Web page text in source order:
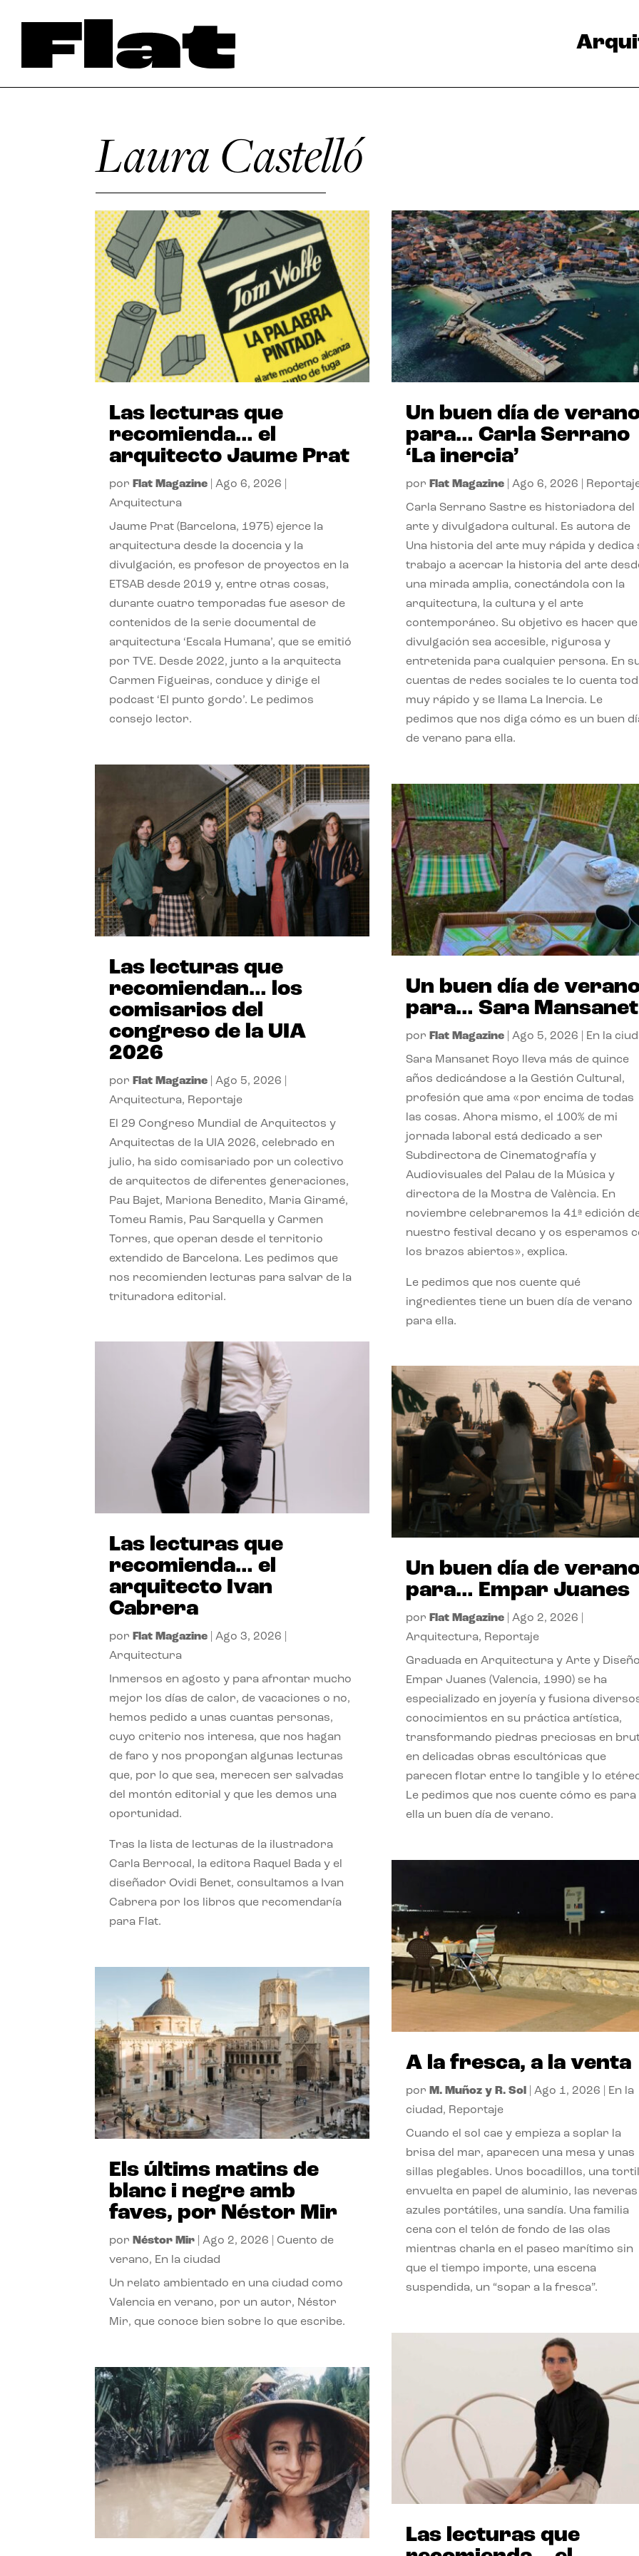
Laura Castelló
Las lecturas que
recomienda… el
arquitecto Jaume Prat
por Flat Magazine |Ago 6, 2026
Arquitectura
Jaume Prat (Barcelona, 1975) ejerce la
arquitectura desde la docencia y la
divulgación, es profesor de proyectos en la
ETSAB desde 2019 y, entre otras cosas,
durante cuatro temporadas fue asesor de
contenidos de la serie documental de
arquitectura ‘Escala Humana’, que se emitió
por TVE. Desde 2022, junto a la arquitecta
Carmen Figueiras, conduce y dirige el
podcast ‘El punto gordo’. Le pedimos
consejo lector.
Las lecturas que
recomiendan… los
comisarios del
congreso de la UIA
2026
por Flat Magazine |Ago 5, 2026
Arquitectura, Reportaje
El 29 Congreso Mundial de Arquitectos y
Arquitectas de la UIA 2026, celebrado en
julio, ha sido comisariado por un colectivo
de arquitectos de diferentes generaciones,
Pau Bajet, Mariona Benedito, Maria Giramé,
Tomeu Ramis, Pau Sarquella y Carmen
Torres, que operan desde el territorio
extendido de Barcelona. Les pedimos que
nos recomienden lecturas para salvar de la
trituradora editorial.
Las lecturas que
recomienda… el
arquitecto Ivan
Cabrera
por Flat Magazine |Ago 3, 2026
Arquitectura
Inmersos en agosto y para afrontar mucho
mejor los días de calor, de vacaciones o no,
hemos pedido a unas cuantas personas,
cuyo criterio nos interesa, que nos hagan
de faro y nos propongan algunas lecturas
que, por lo que sea, merecen ser salvadas
del montón editorial y que les demos una
oportunidad.
Tras la lista de lecturas de la ilustradora
Carla Berrocal, la editora Raquel Bada y el
diseñador Ovidi Benet, consultamos a Ivan
Cabrera por los libros que recomendaría
para Flat.
Els últims matins de
blanc i negre amb
faves, por Néstor Mir
por Néstor Mir |Ago 2, 2026 |Cuento de
verano, En la ciudad
Un relato ambientado en una ciudad como
Valencia en verano, por un autor, Néstor
Mir, que conoce bien sobre lo que escribe.
Un buen día de
para… Carla Serrano
‘La inercia’
por Flat Magazine| Ago 6, 2026
Carla Serrano Sastre es historiadora del
arte y divulgadora cultural. Es autora de
Una historia del arte muy rápida y dedica
trabajo a acercar la historia del arte
una mirada amplia, conectándola con la
arquitectura, la cultura y el arte
contemporáneo. Su objetivo es hacer que
divulgación sea accesible, rigurosa y
entretenida para cualquier persona. En
cuentas de redes sociales te lo cuenta
muy rápido y se llama La Inercia. Le
pedimos que nos diga cómo es un buen
de verano para ella.
Un buen día de
para… Sara Mansanet
por Flat Magazine| Ago 5, 2026 En la
Sara Mansanet Royo lleva más de quince
años dedicándose a la Gestión Cultural,
profesión que ama «por encima de todas
las cosas. Ahora mismo, el 100% de mi
jornada laboral está dedicado a ser
Subdirectora de Cinematografía y
Audiovisuales del Palau de la Música y
directora de la Mostra de València. En
noviembre celebraremos la 41ª edición
nuestro festival decano y os esperamos
los brazos abiertos», explica.
Le pedimos que nos cuente qué
ingredientes tiene un buen día de verano
para ella.
Un buen día de
para… Empar Juanes
por Flat Magazine| Ago 2, 2026
Arquitectura, Reportaje
Graduada en Arquitectura y Arte y
Empar Juanes (Valencia, 1990) se ha
especializado en joyería y fusiona
conocimientos en su práctica artística,
transformando piedras preciosas en
en delicadas obras escultóricas que
parecen flotar entre lo tangible y lo
Le pedimos que nos cuente cómo es para
ella un buen día de verano.
A la fresca, a la venta
por M. Muñoz y R. Sol Ago 1, 2026
En la
ciudad, Reportaje
Cuando el sol cae y empieza a soplar la
brisa del mar, aparecen una mesa y unas
sillas plegables. Unos bocadillos, una
envuelta en papel de aluminio, las neveras
azules portátiles, una sandía. Una familia
cena con el telón de fondo de las olas
mientras charla en el paseo marítimo sin
que el tiempo importe, una escena
suspendida, un “sopar a la fresca”.
Las lecturas que